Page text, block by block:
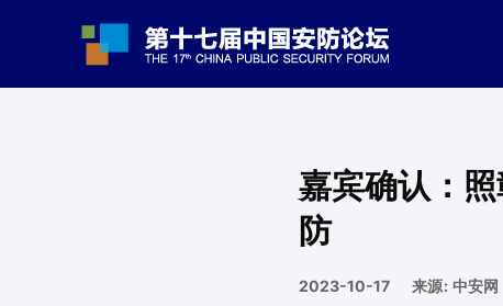
嘉宾确认：
防
2023-10-17 来源: 中安网